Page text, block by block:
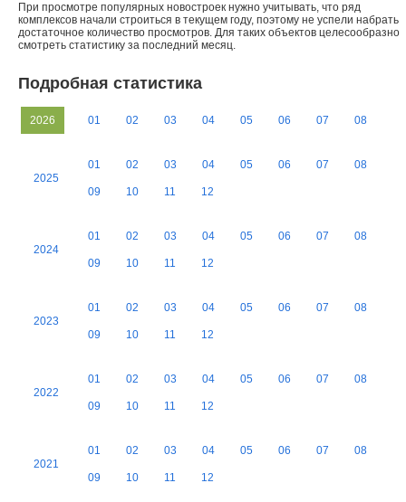
При просмотре популярных новостроек нужно учитывать, что ряд
комплексов начали строиться в текущем году, поэтому не успели набрать
достаточное количество просмотров. Для таких объектов целесообразно
смотреть статистику за последний месяц.
Подробная статистика
2026 01 02 03 04 05 06 07 08
2025
01 02 03 04 05 06 07 08
09 10 11 12
2024
01 02 03 04 05 06 07 08
09 10 11 12
2023
01 02 03 04 05 06 07 08
09 10 11 12
2022
01 02 03 04 05 06 07 08
09 10 11 12
2021
01 02 03 04 05 06 07 08
09 10 11 12